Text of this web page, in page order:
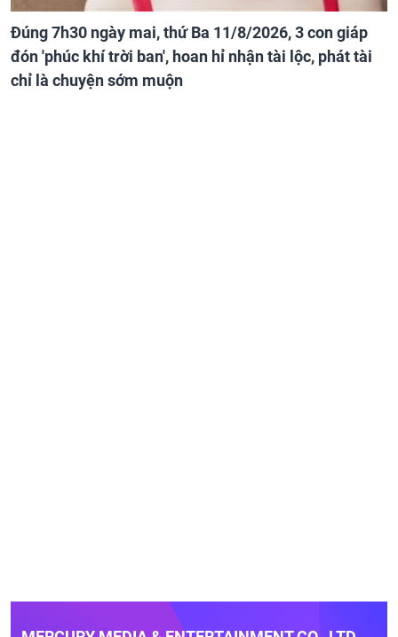
Đúng 7h30 ngày mai, thứ Ba 11/8/2026, 3 con giáp
đón 'phúc khí trời ban', hoan hỉ nhận tài lộc, phát tài
chỉ là chuyện sớm muộn